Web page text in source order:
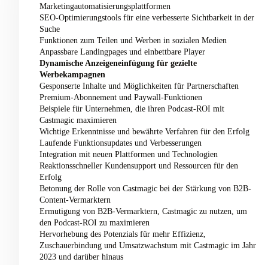
Marketingautomatisierungsplattformen
SEO-Optimierungstools für eine verbesserte Sichtbarkeit in der
Suche
Funktionen zum Teilen und Werben in sozialen Medien
Anpassbare Landingpages und einbettbare Player
Dynamische Anzeigeneinfügung für gezielte
Werbekampagnen
Gesponserte Inhalte und Möglichkeiten für Partnerschaften
Premium-Abonnement und Paywall-Funktionen
Beispiele für Unternehmen, die ihren Podcast-ROI mit
Castmagic maximieren
Wichtige Erkenntnisse und bewährte Verfahren für den Erfolg
Laufende Funktionsupdates und Verbesserungen
Integration mit neuen Plattformen und Technologien
Reaktionsschneller Kundensupport und Ressourcen für den
Erfolg
Betonung der Rolle von Castmagic bei der Stärkung von B2B-
Content-Vermarktern
Ermutigung von B2B-Vermarktern, Castmagic zu nutzen, um
den Podcast-ROI zu maximieren
Hervorhebung des Potenzials für mehr Effizienz,
Zuschauerbindung und Umsatzwachstum mit Castmagic im Jahr
2023 und darüber hinaus